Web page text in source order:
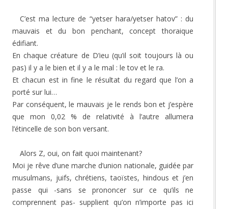
C’est ma lecture de “yetser hara/yetser hatov” : du
mauvais et du bon penchant, concept thoraique
édifiant.
En chaque créature de D’ieu (qu’il soit toujours là ou
pas) il y a le bien et il y a le mal : le tov et le ra.
Et chacun est in fine le résultat du regard que l’on a
porté sur lui…
Par conséquent, le mauvais je le rends bon et j’espère
que mon 0,02 % de relativité à l’autre allumera
l’étincelle de son bon versant.
Alors Z, oui, on fait quoi maintenant?
Moi je rêve d’une marche d’union nationale, guidée par
musulmans, juifs, chrétiens, taoïstes, hindous et j’en
passe qui -sans se prononcer sur ce qu’ils ne
comprennent pas- supplient qu’on n’importe pas ici